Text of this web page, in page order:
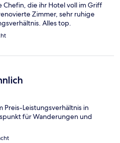
Chefin, die ihr Hotel voll im Griff
Zimmer, sehr ruhige
Alles top.
Leistungsverhältnis in
für Wanderungen und